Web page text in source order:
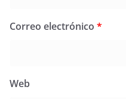
Correo electrónico *
Web